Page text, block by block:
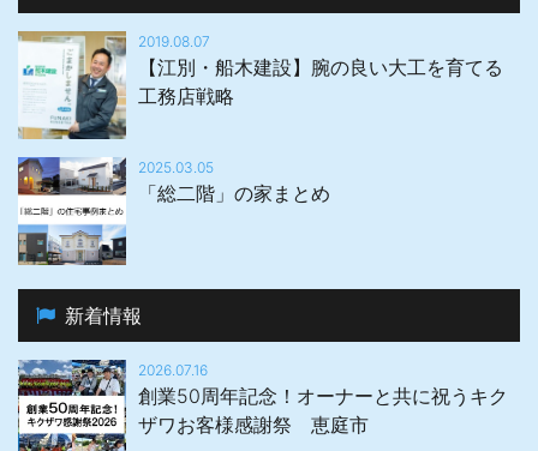
2019.08.07
【江別・船木建設】腕の良い大工を育てる
工務店戦略
2025.03.05
「総二階」の家まとめ
新着情報
2026.07.16
創業50周年記念！オーナーと共に祝うキク
ザワお客様感謝祭 恵庭市